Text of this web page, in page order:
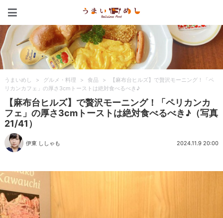
うまいめし > グルメ・料理 > 食品 >
【麻布台ヒルズ】で贅沢モーニング！「ペ
リカンカフェ」の厚さ3cmトーストは絶対食べるべき♪
【麻布台ヒルズ】で贅沢モーニング！「ペリカンカ
フェ」の厚さ3cmトーストは絶対食べるべき♪（写真
21/41）
伊東 ししゃも 2024.11.9 20:00